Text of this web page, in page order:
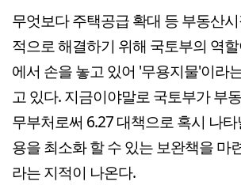
무엇보다 주택공급 확대 등 부동산
적으로 해결하기 위해 국토부의 역
에서 손을 놓고 있어 '무용지물'이라
고 있다. 지금이야말로 국토부가 부
무부처로써 6.27 대책으로 혹시 나
용을 최소화 할 수 있는 보완책을 마
라는 지적이 나온다.